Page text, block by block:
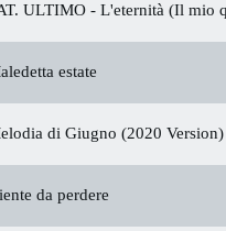
ULTIMO - L'eternità (Il mio
estate
di Giugno (2020 Version)
da perdere